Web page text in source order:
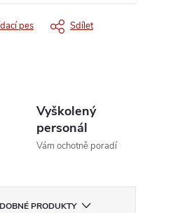
pes Sdílet
Vyškolený
personál
Vám ochotně poradí
PRODUKTY